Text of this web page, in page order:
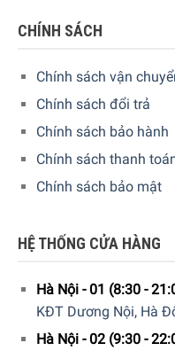
CHÍNH SÁCH
Chính sách vận
Chính sách đổi trả
Chính sách bảo hành
Chính sách thanh
Chính sách bảo mật
HỆ THỐNG CỬA HÀNG
Hà Nội - 01 (8:30 -
KĐT Dương Nội, Hà
Hà Nội - 02 (9:30 -